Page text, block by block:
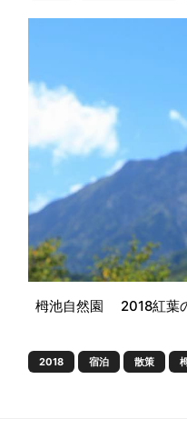
栂池自然園 2018紅葉
2018 宿泊 散策